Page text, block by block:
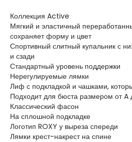
Коллекция Active
Мягкий и эластичный
сохраняет форму и цвет
Спортивный слитный купальник с
и сзади
Стандартный уровень поддержки
Нерегулируемые лямки
Лиф с подкладкой и чашками,
Подходит для бюста размером от A
Классический фасон
На сплошной подкладке
Логотип ROXY у выреза спереди
Лямки крест-накрест на спине